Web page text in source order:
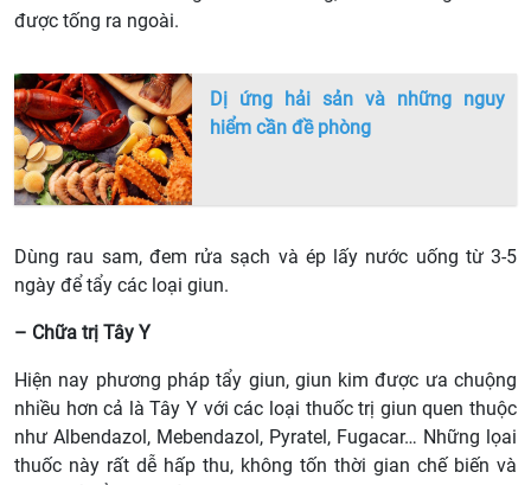
được tống ra ngoài.
Dị ứng hải sản và những nguy
hiểm cần đề phòng
Dùng rau sam, đem rửa sạch và ép lấy nước uống từ 3-5
ngày để tẩy các loại giun.
– Chữa trị Tây Y
Hiện nay phương pháp tẩy giun, giun kim được ưa chuộng
nhiều hơn cả là Tây Y với các loại thuốc trị giun quen thuộc
như Albendazol, Mebendazol, Pyratel, Fugacar… Những lọai
thuốc này rất dễ hấp thu, không tốn thời gian chế biến và